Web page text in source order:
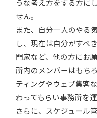
うな考え方をする方に
せん。
また、自分一人のやる
し、現在は自分がすべ
門家など、他の方にお
所内のメンバーはもち
ティングやウェブ集客
わってもらい事務所を
さらに、スケジュール